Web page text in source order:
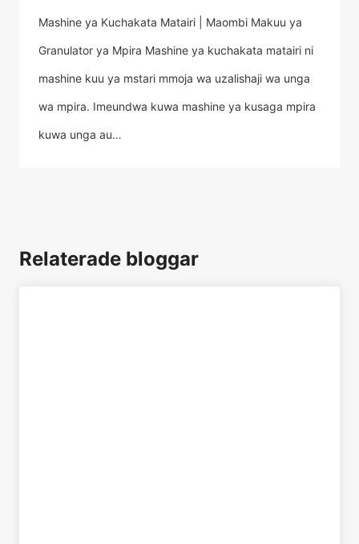
Mashine ya Kuchakata Matairi | Maombi Makuu ya
Granulator ya Mpira Mashine ya kuchakata matairi ni
mashine kuu ya mstari mmoja wa uzalishaji wa unga
wa mpira. Imeundwa kuwa mashine ya kusaga mpira
kuwa unga au…
Relaterade bloggar